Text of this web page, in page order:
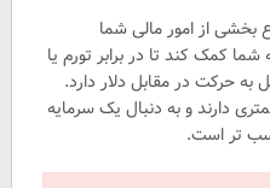
بخشی از امور مالی شما
کمک کند تا در برابر تورم یا
به حرکت در مقابل دلار دارد.
دارند و به دنبال یک سرمایه
تر است.